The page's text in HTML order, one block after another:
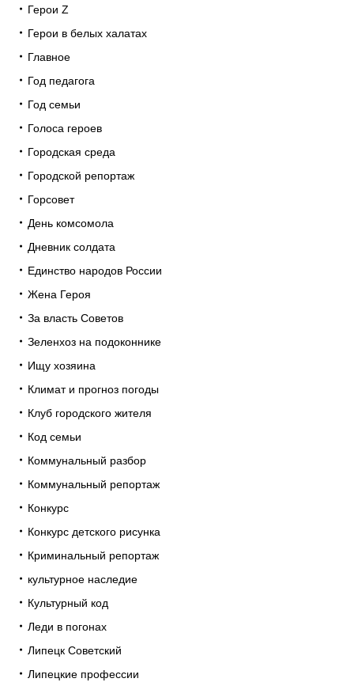
Герои Z
Герои в белых халатах
Главное
Год педагога
Год семьи
Голоса героев
Городская среда
Городской репортаж
Горсовет
День комсомола
Дневник солдата
Единство народов России
Жена Героя
За власть Советов
Зеленхоз на подоконнике
Ищу хозяина
Климат и прогноз погоды
Клуб городского жителя
Код семьи
Коммунальный разбор
Коммунальный репортаж
Конкурс
Конкурс детского рисунка
Криминальный репортаж
культурное наследие
Культурный код
Леди в погонах
Липецк Советский
Липецкие профессии